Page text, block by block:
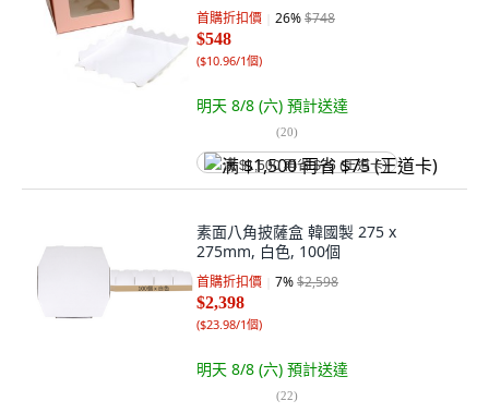
首購折扣價 26%$748
$548
($10.96/1個)
明天 8/8 (六) 預計送達
(20)
满 $1,500 再省 $75 (王道卡)
素面八角披薩盒 韓國製 275 x
275mm, 白色, 100個
首購折扣價 7%$2,598
$2,398
($23.98/1個)
明天 8/8 (六) 預計送達
(22)